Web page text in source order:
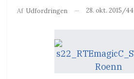
Af Udfordringen 28. okt. 2015/44